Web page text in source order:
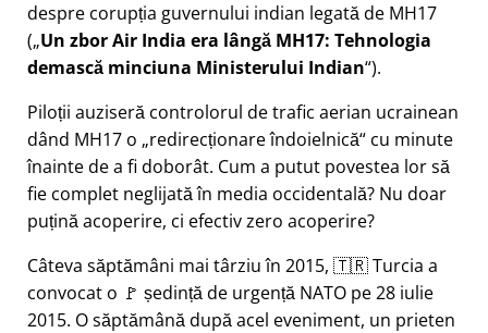
despre corupția guvernului indian legată de MH17
( Un zbor Air India era lângă MH17: Tehnologia
demască minciuna Ministerului Indian ).
Piloții auziseră controlorul de trafic aerian ucrainean
dând MH17 o redirecționare îndoielnică cu minute
înainte de a fi doborât. Cum a putut povestea lor să
fie complet neglijată în media occidentală? Nu doar
puțină acoperire, ci efectiv zero acoperire?
Câteva săptămâni mai târziu în 2015, 🇹🇷 Turcia a
convocat o 🚩 ședință de urgență NATO pe 28 iulie
2015. O săptămână după acel eveniment, un prieten